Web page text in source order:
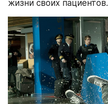
жизни своих пациентов.